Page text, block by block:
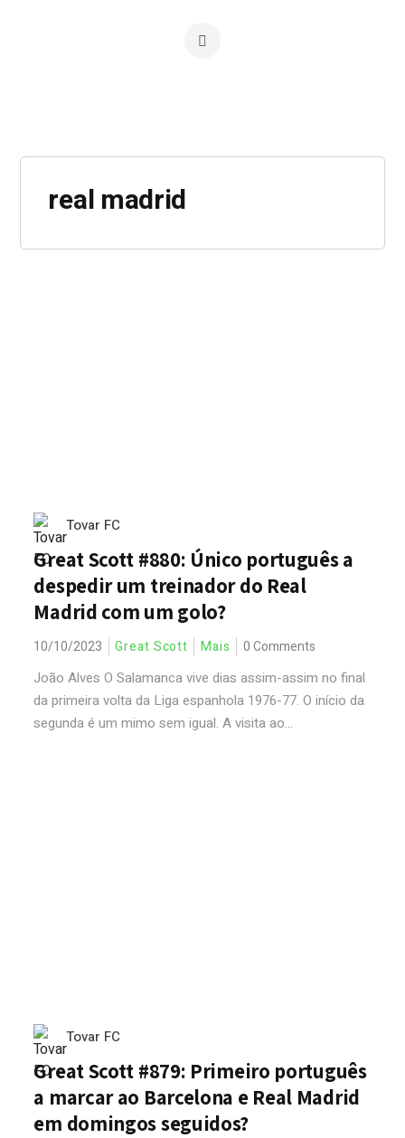
real madrid
Tovar FC
Great Scott #880: Único português a
despedir um treinador do Real
Madrid com um golo?
10/10/2023 Great Scott Mais 0 Comments
João Alves O Salamanca vive dias assim-assim no final
da primeira volta da Liga espanhola 1976-77. O início da
segunda é um mimo sem igual. A visita ao...
Tovar FC
Great Scott #879: Primeiro português
a marcar ao Barcelona e Real Madrid
em domingos seguidos?